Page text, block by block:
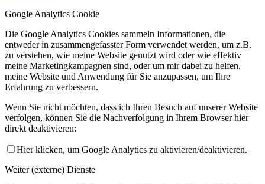
Google Analytics Cookie
Die Google Analytics Cookies sammeln Informationen, die
entweder in zusammengefasster Form verwendet werden, um z.B.
zu verstehen, wie meine Website genutzt wird oder wie effektiv
meine Marketingkampagnen sind, oder um mir dabei zu helfen,
meine Website und Anwendung für Sie anzupassen, um Ihre
Erfahrung zu verbessern.
Wenn Sie nicht möchten, dass ich Ihren Besuch auf unserer Website
verfolgen, können Sie die Nachverfolgung in Ihrem Browser hier
direkt deaktivieren:
Hier klicken, um Google Analytics zu aktivieren/deaktivieren.
Weiter (externe) Dienste